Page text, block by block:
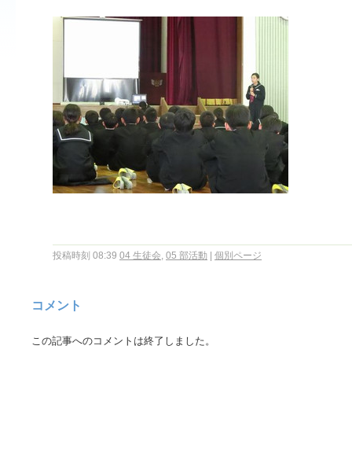
投稿時刻 08:39 04 生徒会, 05 部活動 個別ページ
コメント
この記事へのコメントは終了しました。